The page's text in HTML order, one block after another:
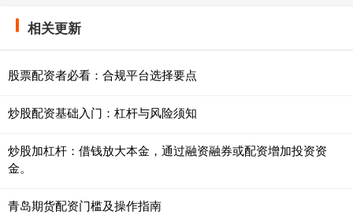
相关更新
股票配资者必看：合规平台选择要点
炒股配资基础入门：杠杆与风险须知
炒股加杠杆：借钱放大本金，通过融资融券或配资增加投资资
金。
青岛期货配资门槛及操作指南